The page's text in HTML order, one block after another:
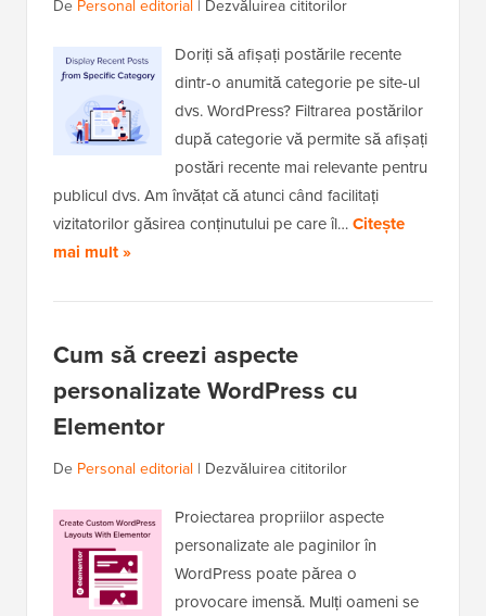
De Personal editorial | Dezvăluirea cititorilor
Doriți să afișați postările recente
dintr-o anumită categorie pe site-ul
dvs. WordPress? Filtrarea postărilor
după categorie vă permite să afișați
postări recente mai relevante pentru
publicul dvs. Am învățat că atunci când facilitați
vizitatorilor găsirea conținutului pe care îl…Citește
mai mult »
Cum să creezi aspecte
personalizate WordPress cu
Elementor
De Personal editorial | Dezvăluirea cititorilor
Proiectarea propriilor aspecte
personalizate ale paginilor în
WordPress poate părea o
provocare imensă. Mulți oameni se